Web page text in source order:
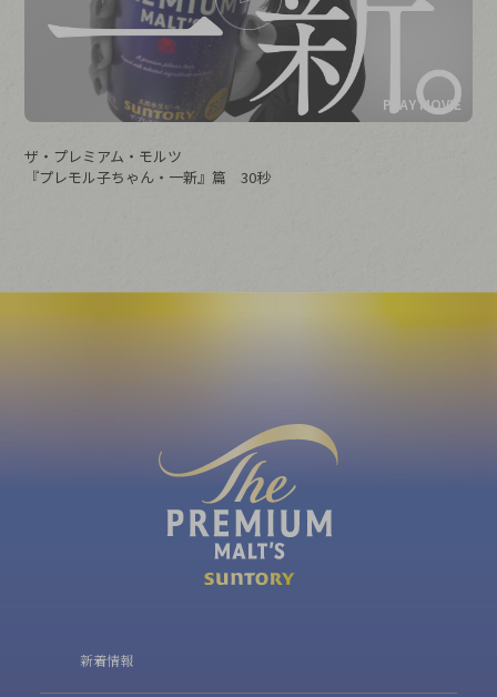
ザ・プレミアム・モルツ
『プレモル子ちゃん・一新』篇 30秒
新着情報